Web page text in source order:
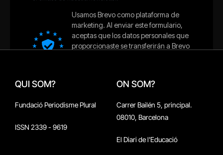
QUI SOM?
Fundació Periodisme Plural
ISSN 2339 - 9619
ON SOM?
Carrer Bailén 5, principal.
08010, Barcelona
El Diari de l'Educació